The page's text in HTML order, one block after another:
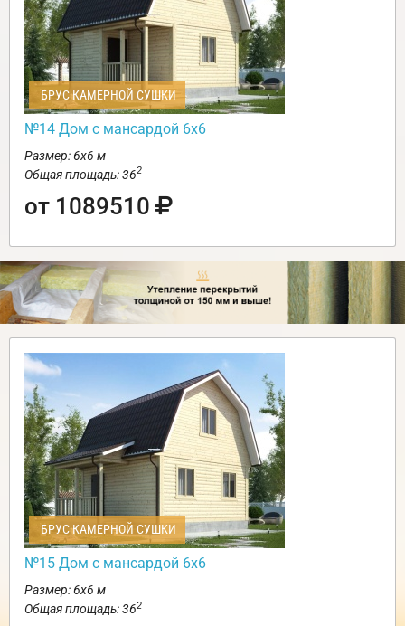
БРУС КАМЕРНОЙ СУШКИ
№14 Дом с мансардой 6х6
Размер: 6х6 м
Общая площадь: 362
от 1089510
БРУС КАМЕРНОЙ СУШКИ
№15 Дом с мансардой 6х6
Размер: 6х6 м
Общая площадь: 362